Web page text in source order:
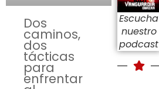
Dos
caminos,
dos
tácticas
para
enfrentar
Escucha
nuestro
podcast